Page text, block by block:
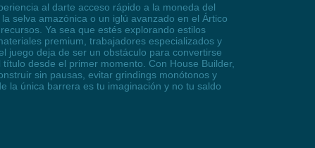
al darte acceso rápido a la moneda del
selva amazónica o un iglú avanzado en el Ártico
Ya sea que estés explorando estilos
premium, trabajadores especializados y
juego deja de ser un obstáculo para convertirse
desde el primer momento. Con House Builder,
sin pausas, evitar grindings monótonos y
la única barrera es tu imaginación y no tu saldo